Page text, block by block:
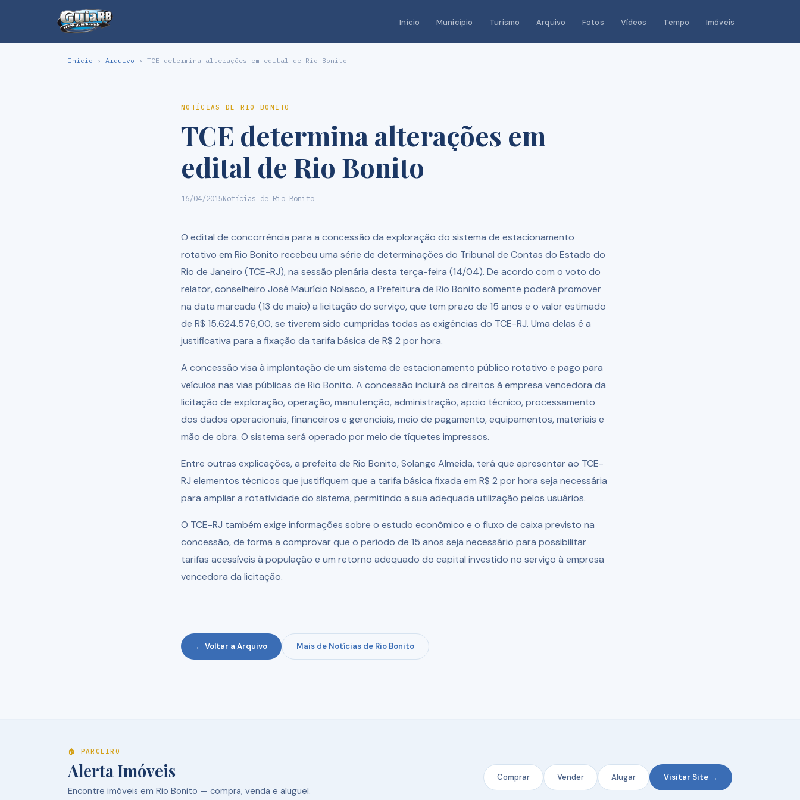
Início Município Turismo Arquivo Fotos Vídeos Tempo Imóveis
Início › Arquivo › TCE determina alterações em edital de Rio Bonito
NOTÍCIAS DE RIO BONITO
TCE determina alterações em
edital de Rio Bonito
16/04/2015Notícias de Rio Bonito
O edital de concorrência para a concessão da exploração do sistema de estacionamento
rotativo em Rio Bonito recebeu uma série de determinações do Tribunal de Contas do Estado do
Rio de Janeiro (TCE-RJ), na sessão plenária desta terça-feira (14/04). De acordo com o voto do
relator, conselheiro José Maurício Nolasco, a Prefeitura de Rio Bonito somente poderá promover
na data marcada (13 de maio) a licitação do serviço, que tem prazo de 15 anos e o valor estimado
de R$ 15.624.576,00, se tiverem sido cumpridas todas as exigências do TCE-RJ. Uma delas é a
justificativa para a fixação da tarifa básica de R$ 2 por hora.
A concessão visa à implantação de um sistema de estacionamento público rotativo e pago para
veículos nas vias públicas de Rio Bonito. A concessão incluirá os direitos à empresa vencedora da
licitação de exploração, operação, manutenção, administração, apoio técnico, processamento
dos dados operacionais, financeiros e gerenciais, meio de pagamento, equipamentos, materiais e
mão de obra. O sistema será operado por meio de tíquetes impressos.
Entre outras explicações, a prefeita de Rio Bonito, Solange Almeida, terá que apresentar ao TCE-
RJ elementos técnicos que justifiquem que a tarifa básica fixada em R$ 2 por hora seja necessária
para ampliar a rotatividade do sistema, permitindo a sua adequada utilização pelos usuários.
O TCE-RJ também exige informações sobre o estudo econômico e o fluxo de caixa previsto na
concessão, de forma a comprovar que o período de 15 anos seja necessário para possibilitar
tarifas acessíveis à população e um retorno adequado do capital investido no serviço à empresa
vencedora da licitação.
← Voltar a Arquivo Mais de Notícias de Rio Bonito
🏠 PARCEIRO
Alerta Imóveis
Encontre imóveis em Rio Bonito — compra, venda e aluguel.
Comprar Vender Alugar Visitar Site →